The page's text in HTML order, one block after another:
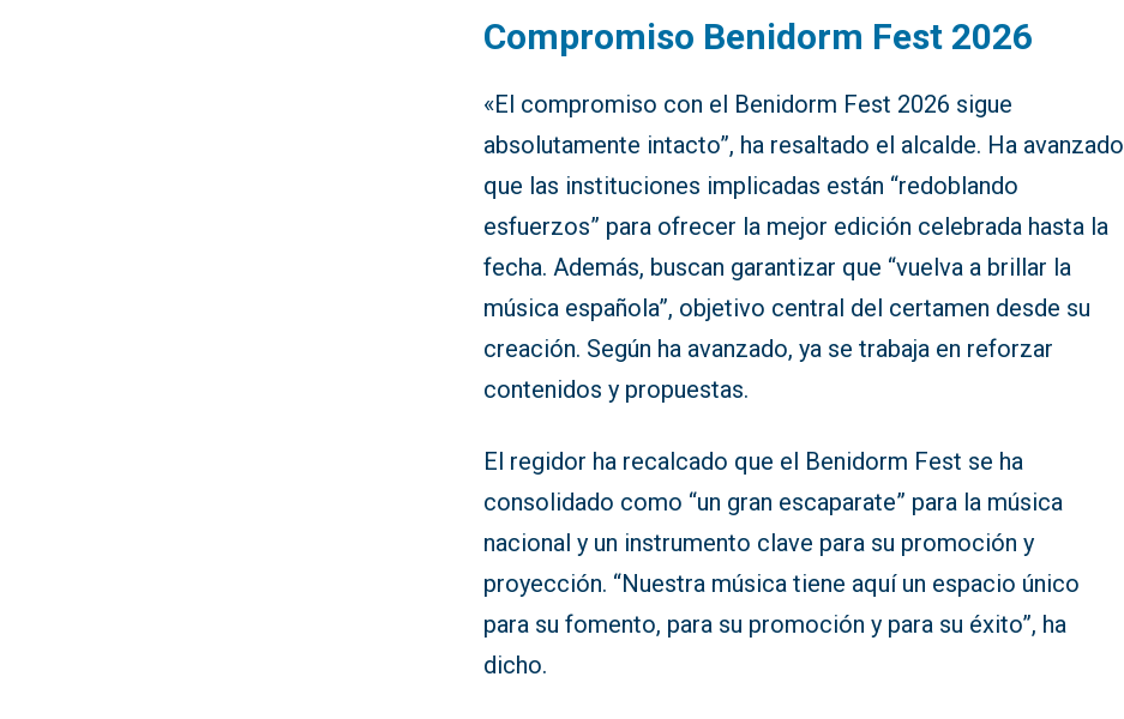
Compromiso Benidorm Fest 2026
«El compromiso con el Benidorm Fest 2026 sigue
absolutamente intacto”, ha resaltado el alcalde. Ha avanzado
que las instituciones implicadas están “redoblando
esfuerzos” para ofrecer la mejor edición celebrada hasta la
fecha. Además, buscan garantizar que “vuelva a brillar la
música española”, objetivo central del certamen desde su
creación. Según ha avanzado, ya se trabaja en reforzar
contenidos y propuestas.
El regidor ha recalcado que el Benidorm Fest se ha
consolidado como “un gran escaparate” para la música
nacional y un instrumento clave para su promoción y
proyección. “Nuestra música tiene aquí un espacio único
para su fomento, para su promoción y para su éxito”, ha
dicho.